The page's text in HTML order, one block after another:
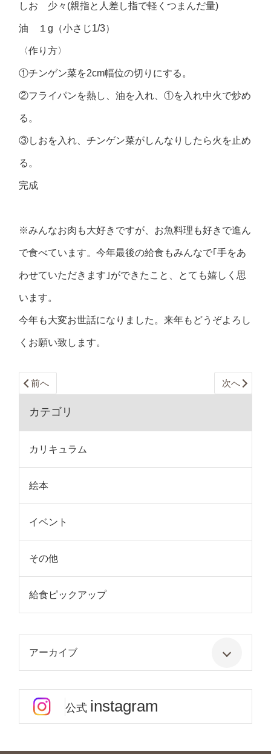
しお 少々(親指と人差し指で軽くつまんだ量)
油 １g（小さじ1/3）
〈作り方〉
①チンゲン菜を2cm幅位の切りにする。
②フライパンを熱し、油を入れ、①を入れ中火で炒め
る。
③しおを入れ、チンゲン菜がしんなりしたら火を止め
る。
完成
※みんなお肉も大好きですが、お魚料理も好きで進ん
で食べています。今年最後の給食もみんなで｢手をあ
わせていただきます｣ができたこと、とても嬉しく思
います。
今年も大変お世話になりました。来年もどうぞよろし
くお願い致します。
前へ 次へ
カテゴリ
カリキュラム
絵本
イベント
その他
給食ピックアップ
アーカイブ
公式 instagram